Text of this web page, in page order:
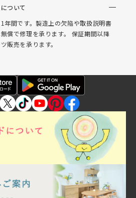
ついて
年間です。製造上の欠陥や取扱説明書
償で修理を承ります。 保証期間以降
販売を承ります。